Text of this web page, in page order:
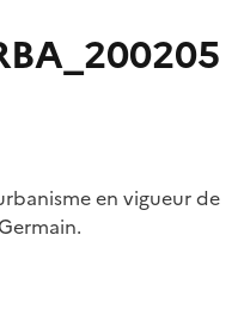
en vigueur de